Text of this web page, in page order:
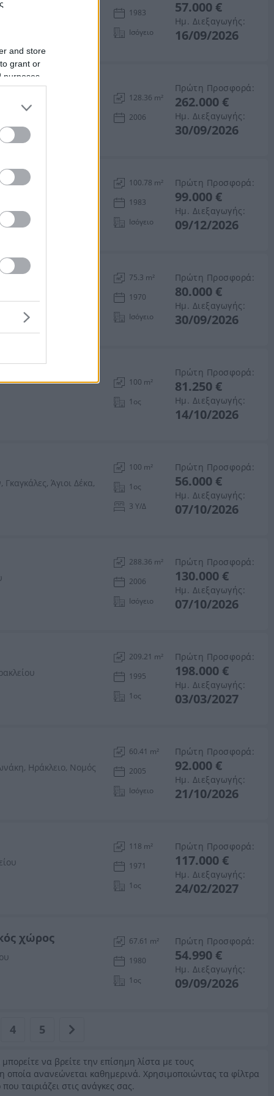
and store
grant or
purposes
1983
Ισόγειο
57.000 €
Ημ. Διεξαγωγής:
16/09/2026
Νομός
128.36 m²
2006
Πρώτη Προσφορά:
262.000 €
Ημ. Διεξαγωγής:
30/09/2026
100.78 m²
1983
Ισόγειο
Πρώτη Προσφορά:
99.000 €
Ημ. Διεξαγωγής:
09/12/2026
75.3 m²
1970
Ισόγειο
Πρώτη Προσφορά:
80.000 €
Ημ. Διεξαγωγής:
30/09/2026
100 m²
1ος
Πρώτη Προσφορά:
81.250 €
Ημ. Διεξαγωγής:
14/10/2026
Άγιοι Δέκα,
100 m²
1ος
3 Υ/Δ
Πρώτη Προσφορά:
56.000 €
Ημ. Διεξαγωγής:
07/10/2026
288.36 m²
2006
Ισόγειο
Πρώτη Προσφορά:
130.000 €
Ημ. Διεξαγωγής:
07/10/2026
209.21 m²
1995
1ος
Πρώτη Προσφορά:
198.000 €
Ημ. Διεξαγωγής:
03/03/2027
Ηράκλειο, Νομός
60.41 m²
2005
Ισόγειο
Πρώτη Προσφορά:
92.000 €
Ημ. Διεξαγωγής:
21/10/2026
118 m²
1971
1ος
Πρώτη Προσφορά:
117.000 €
Ημ. Διεξαγωγής:
24/02/2027
χώρος
67.61 m²
1980
1ος
Πρώτη Προσφορά:
54.990 €
Ημ. Διεξαγωγής:
09/09/2026
4 5
να βρείτε την επίσημη λίστα με τους
οποία ανανεώνεται καθημερινά. Χρησιμοποιώντας τα φίλτρα
ταιριάζει στις ανάγκες σας.